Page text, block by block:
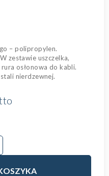
– polipropylen.
zestawie uszczelka,
osłonowa do kabli.
nierdzewnej.